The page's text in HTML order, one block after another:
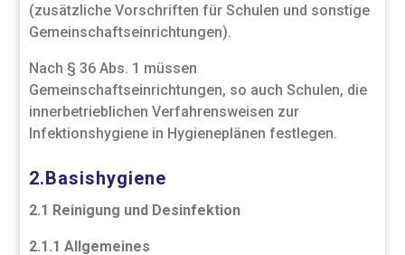
(zusätzliche Vorschriften für Schulen und sonstige
Gemeinschaftseinrichtungen).
Nach § 36 Abs. 1 müssen
Gemeinschaftseinrichtungen, so auch Schulen, die
innerbetrieblichen Verfahrensweisen zur
Infektionshygiene in Hygieneplänen festlegen.
2.Basishygiene
2.1 Reinigung und Desinfektion
2.1.1 Allgemeines